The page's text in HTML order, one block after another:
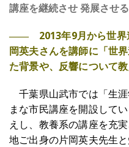
講座を継続させ 発展させ
―― 2013年9月から世界
岡英夫さんを講師に「世
た背景や、反響について教
千葉県山武市では「生
まな市民講座を開設して
えし、教養系の講座を充
地ご出身の片岡英夫先生